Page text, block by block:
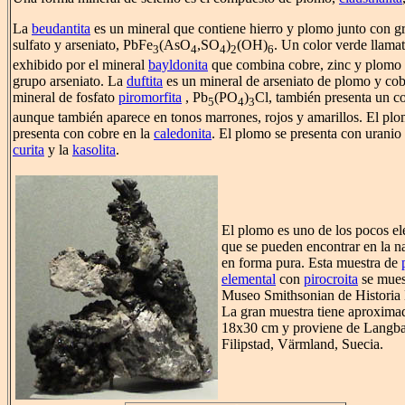
La beudantita es un mineral que contiene hierro y plomo junto con
sulfato y arseniato, PbFe3(AsO4,SO4)2(OH)6. Un color verde
exhibido por el mineral bayldonita que combina cobre, zinc y plomo
grupo arseniato. La duftita es un mineral de arseniato de plomo y
mineral de fosfato piromorfita , Pb5(PO4)3Cl, también presenta un
aunque también aparece en tonos marrones, rojos y amarillos. El
presenta con cobre en la caledonita. El plomo se presenta con uranio
curita y la kasolita.
El plomo es uno de los pocos
que se pueden encontrar en la
en forma pura. Esta muestra de
elemental con pirocroita se
Museo Smithsonian de Historia
La gran muestra tiene
18x30 cm y proviene de
Filipstad, Värmland, Suecia.